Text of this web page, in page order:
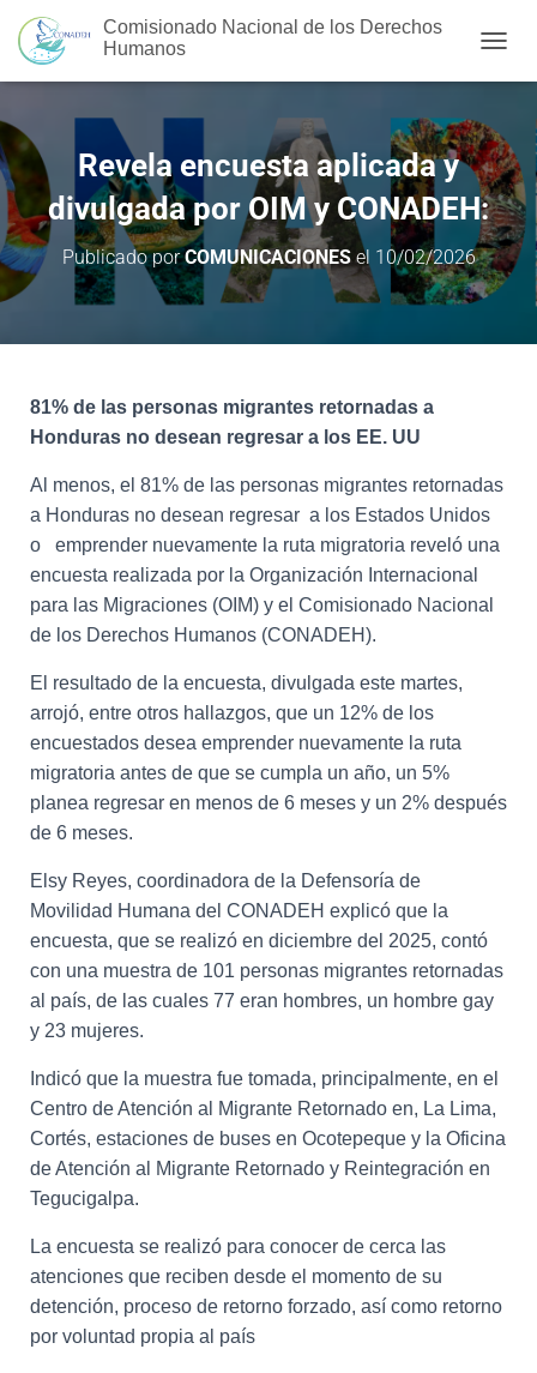
Comisionado Nacional de los Derechos
Humanos
A
B
I
A
R
M
O
D
O
C
Ó
Revela encuesta aplicada y
divulgada por OIM y CONADEH:
Publicado porCOMUNICACIONESel 10/02/2026
81% de las personas migrantes retornadas a
Honduras no desean regresar a los EE. UU
Al menos, el 81% de las personas migrantes retornadas
a Honduras no desean regresar a los Estados Unidos
o emprender nuevamente la ruta migratoria reveló una
encuesta realizada por la Organización Internacional
para las Migraciones (OIM) y el Comisionado Nacional
de los Derechos Humanos (CONADEH).
El resultado de la encuesta, divulgada este martes,
arrojó, entre otros hallazgos, que un 12% de los
encuestados desea emprender nuevamente la ruta
migratoria antes de que se cumpla un año, un 5%
planea regresar en menos de 6 meses y un 2% después
de 6 meses.
Elsy Reyes, coordinadora de la Defensoría de
Movilidad Humana del CONADEH explicó que la
encuesta, que se realizó en diciembre del 2025, contó
con una muestra de 101 personas migrantes retornadas
al país, de las cuales 77 eran hombres, un hombre gay
y 23 mujeres.
Indicó que la muestra fue tomada, principalmente, en el
Centro de Atención al Migrante Retornado en, La Lima,
Cortés, estaciones de buses en Ocotepeque y la Oficina
de Atención al Migrante Retornado y Reintegración en
Tegucigalpa.
La encuesta se realizó para conocer de cerca las
atenciones que reciben desde el momento de su
detención, proceso de retorno forzado, así como retorno
por voluntad propia al país